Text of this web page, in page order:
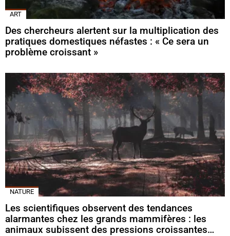
ART
Des chercheurs alertent sur la multiplication des
pratiques domestiques néfastes : « Ce sera un
problème croissant »
NATURE
Les scientifiques observent des tendances
alarmantes chez les grands mammifères : les
animaux subissent des pressions croissantes…